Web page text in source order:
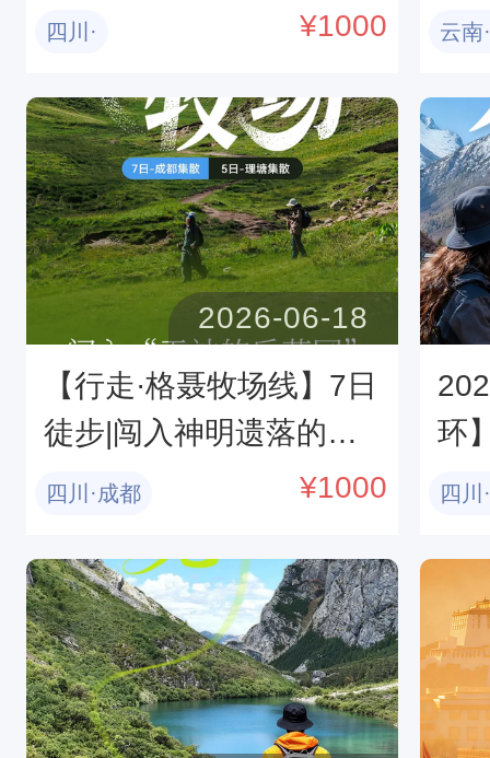
海+提弄秘境+冶勒湖+甲
S434雪山彩虹路
四川· ¥1000
山|
云南
【行走·格聂牧场线】7日
徒步|闯入神明遗落的油
画世界
2026-06-18
四川·成都 ¥1000
环
后
四川